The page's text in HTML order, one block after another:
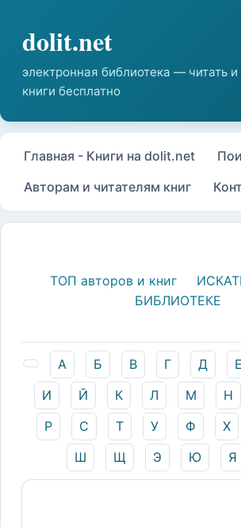
Главная - Книги на dolit.net
Авторам и читателям книг
ТОП авторов и книг
БИБЛИОТЕКЕ
А Б В Г Д Е
И
Й К Л М Н
Р
С Т У Ф Х
Ш
Щ Э Ю Я